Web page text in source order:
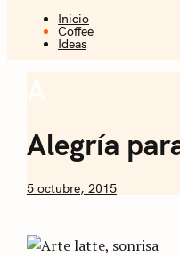
Café
Coffee + Ideas
Inicio
Coffee
Ideas
Alegría
by
5 octubre, 2015